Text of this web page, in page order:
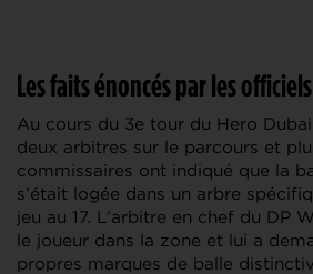
Les faits énoncés par les
Au cours du 3e tour du Hero
deux arbitres sur le parcours et
commissaires ont indiqué que la
s’était logée dans un arbre
jeu au 17. L’arbitre en chef du DP
le joueur dans la zone et lui a
propres marques de balle